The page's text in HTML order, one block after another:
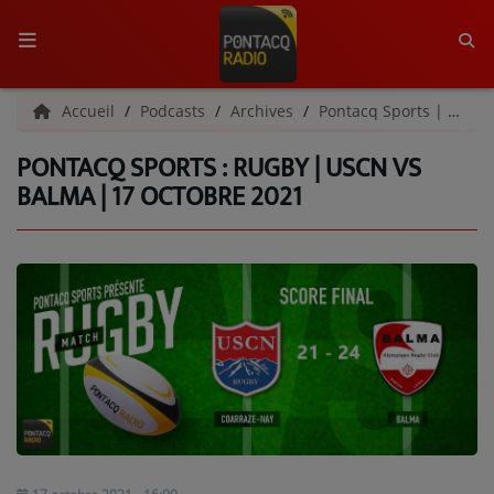
ACCUEIL
RADIO
L'ÉQUIPE
GRILLE DES PROGRAMMES
C'ÉTAIT QUOI CE TITRE ?
MÉDIAS
Accueil Podcasts Archives Pontacq Sports | Archives
PONTACQ SPORTS : RUGBY | USCN VS
BALMA | 17 OCTOBRE 2021